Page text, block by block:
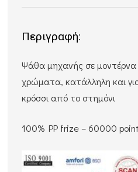
Περιγραφή:
Ψάθα μηχανής σε μοντέρνα
χρώματα, κατάλληλη και
κρόσσι από το στημόνι
100% PP frize – 60000